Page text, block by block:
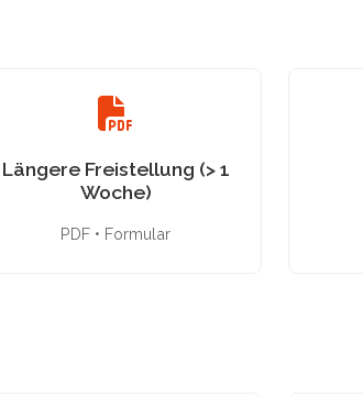
Längere Freistellung (> 1
Woche)
PDF • Formular